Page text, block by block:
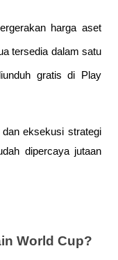
harga aset
tersedia dalam satu
gratis di Play
dan eksekusi strategi
dipercaya jutaan
World Cup?